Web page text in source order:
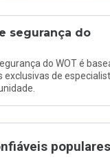
segurança do
do WOT é
exclusivas de